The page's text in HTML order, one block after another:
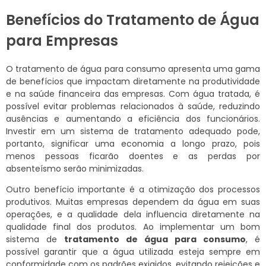
Benefícios do Tratamento de Água
para Empresas
O tratamento de água para consumo apresenta uma gama
de benefícios que impactam diretamente na produtividade
e na saúde financeira das empresas. Com água tratada, é
possível evitar problemas relacionados à saúde, reduzindo
ausências e aumentando a eficiência dos funcionários.
Investir em um sistema de tratamento adequado pode,
portanto, significar uma economia a longo prazo, pois
menos pessoas ficarão doentes e as perdas por
absenteísmo serão minimizadas.
Outro benefício importante é a otimização dos processos
produtivos. Muitas empresas dependem da água em suas
operações, e a qualidade dela influencia diretamente na
qualidade final dos produtos. Ao implementar um bom
sistema de tratamento de água para consumo, é
possível garantir que a água utilizada esteja sempre em